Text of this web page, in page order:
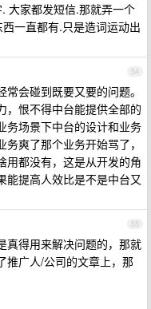
大家都发短信.那就弄一个
一直都有.只是造词运动出
54
会碰到既要又要的问题。
，恨不得中台能提供全部的
务场景下中台的设计和业务
爽了那个业务开始骂了，
用都没有，这是从开发的角
能提高人效比是不是中台又
55
真得用来解决问题的，那就
推广人/公司的文章上，那